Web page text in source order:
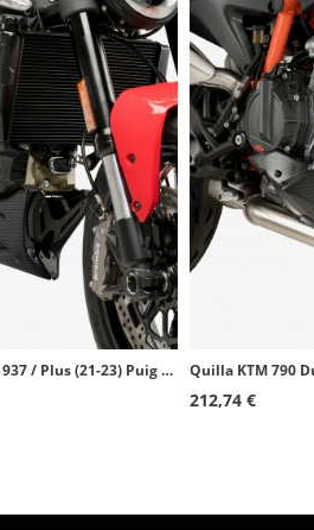
Quilla Ducati Monster 937 / Plus (21-23) Puig Carbono 20714C
212,74 €